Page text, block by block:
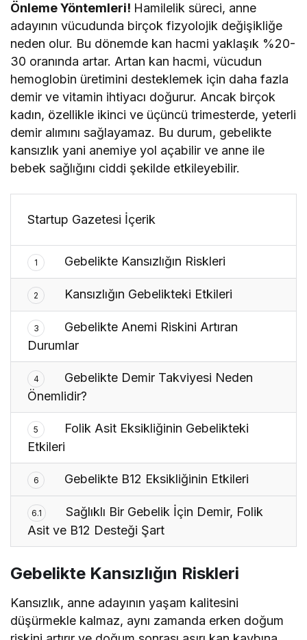
Önleme Yöntemleri! Hamilelik süreci, anne
adayının vücudunda birçok fizyolojik değişikliğe
neden olur. Bu dönemde kan hacmi yaklaşık %20-
30 oranında artar. Artan kan hacmi, vücudun
hemoglobin üretimini desteklemek için daha fazla
demir ve vitamin ihtiyacı doğurur. Ancak birçok
kadın, özellikle ikinci ve üçüncü trimesterde, yeterli
demir alımını sağlayamaz. Bu durum, gebelikte
kansızlık yani anemiye yol açabilir ve anne ile
bebek sağlığını ciddi şekilde etkileyebilir.
Startup Gazetesi İçerik
1 Gebelikte Kansızlığın Riskleri
2 Kansızlığın Gebelikteki Etkileri
3
Gebelikte Anemi Riskini Artıran
Durumlar
4
Gebelikte Demir Takviyesi Neden
Önemlidir?
5
Folik Asit Eksikliğinin Gebelikteki
Etkileri
6 Gebelikte B12 Eksikliğinin Etkileri
6.1
Sağlıklı Bir Gebelik İçin Demir, Folik
Asit ve B12 Desteği Şart
Gebelikte Kansızlığın Riskleri
Kansızlık, anne adayının yaşam kalitesini
düşürmekle kalmaz, aynı zamanda erken doğum